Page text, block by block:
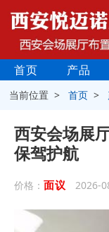
首页 产品
当前位置 >首页 >
西安会场展
保驾护航
价格： 面议 2026-